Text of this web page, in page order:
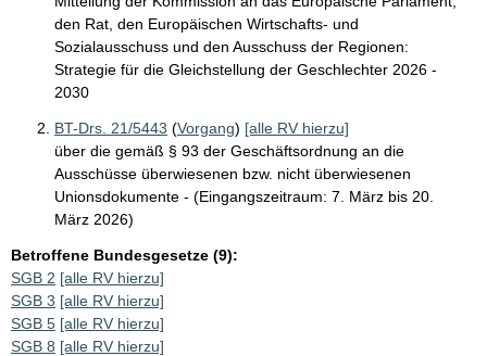
den Rat, den Europäischen Wirtschafts- und
Sozialausschuss und den Ausschuss der Regionen:
Strategie für die Gleichstellung der Geschlechter 2026 -
2030
BT-Drs. 21/5443 (Vorgang) [alle RV hierzu]
über die gemäß § 93 der Geschäftsordnung an die
Ausschüsse überwiesenen bzw. nicht überwiesenen
Unionsdokumente - (Eingangszeitraum: 7. März bis 20.
März 2026)
Betroffene Bundesgesetze (9):
SGB 2 [alle RV hierzu]
SGB 3 [alle RV hierzu]
SGB 5 [alle RV hierzu]
SGB 8 [alle RV hierzu]